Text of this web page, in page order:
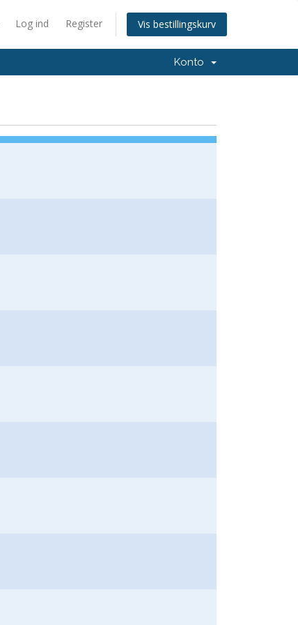
Log ind Register Vis bestillingskurv
Konto